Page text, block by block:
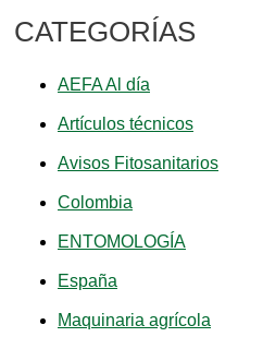
CATEGORÍAS
AEFA Al día
Artículos técnicos
Avisos Fitosanitarios
Colombia
ENTOMOLOGÍA
España
Maquinaria agrícola